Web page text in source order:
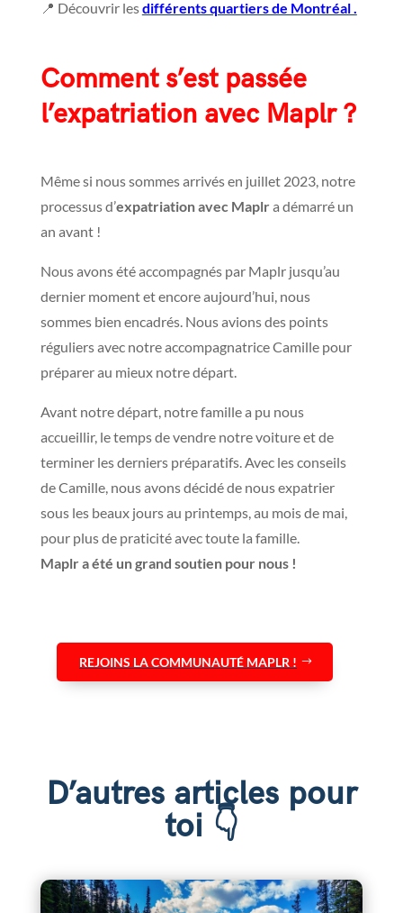
📍 Découvrir lesdifférents quartiers de Montréal .
Comment s’est passée
l’expatriation avec Maplr ?
Même si nous sommes arrivés en juillet 2023, notre
processus d’expatriation avec Maplra démarré un
an avant !
Nous avons été accompagnés par Maplr jusqu’au
dernier moment et encore aujourd’hui, nous
sommes bien encadrés. Nous avions des points
réguliers avec notre accompagnatrice Camille pour
préparer au mieux notre départ.
Avant notre départ, notre famille a pu nous
accueillir, le temps de vendre notre voiture et de
terminer les derniers préparatifs. Avec les conseils
de Camille, nous avons décidé de nous expatrier
sous les beaux jours au printemps, au mois de mai,
pour plus de praticité avec toute la famille.
Maplr a été un grand soutien pour nous !
REJOINS LA COMMUNAUTÉ MAPLR !
D’autres articles pour
toi 👇